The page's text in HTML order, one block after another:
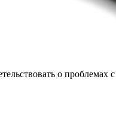
о проблемах